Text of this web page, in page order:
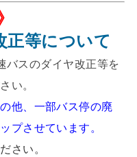
正等について
バスのダイヤ改正等を
い。
他、一部バス停の廃
プさせています。
さい。